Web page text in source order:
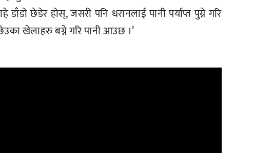
छेडेर होस्, जसरी पनि धरानलाई पानी पर्याप्त पुग्ने गरि
खेलाहरु बग्ने गरि पानी आउछ ।’